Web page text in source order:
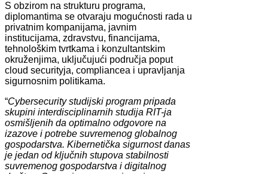
S obzirom na strukturu programa,
diplomantima se otvaraju mogućnosti rada u
privatnim kompanijama, javnim
institucijama, zdravstvu, financijama,
tehnološkim tvrtkama i konzultantskim
okruženjima, uključujući područja poput
cloud securityja, compliancea i upravljanja
sigurnosnim politikama.
“Cybersecurity studijski program pripada
skupini interdisciplinarnih studija RIT-ja
osmišljenih da optimalno odgovore na
izazove i potrebe suvremenog globalnog
gospodarstva. Kibernetička sigurnost danas
je jedan od ključnih stupova stabilnosti
suvremenog gospodarstva i digitalnog